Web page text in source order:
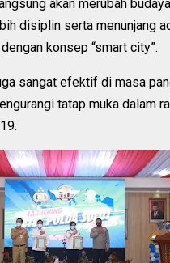
akan merubah budaya
disiplin serta menunjang
konsep “smart city”.
sangat efektif di masa
tatap muka dalam